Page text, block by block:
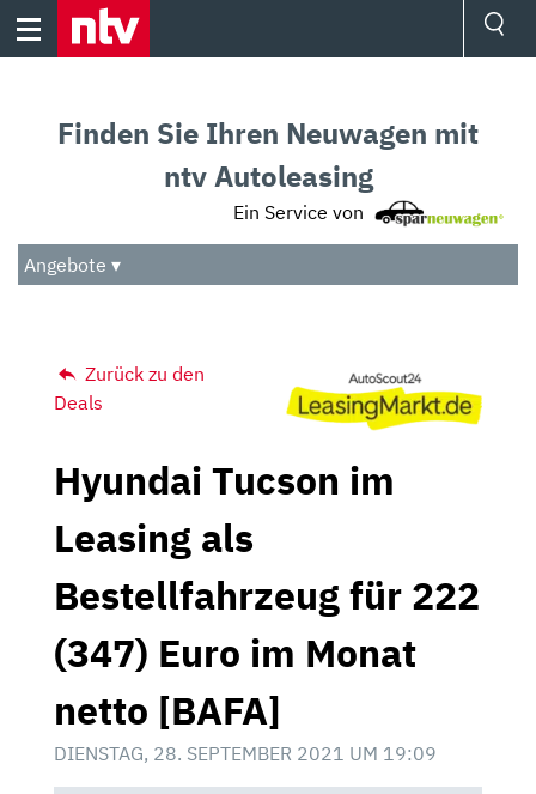
Skip
Audio
Das Beste
Finden Sie Ihren Neuwagen mit
ntv Autoleasing
Ein Service von
Angebote ▾
Zurück zu den
Deals
Hyundai Tucson im
Leasing als
Bestellfahrzeug für 222
(347) Euro im Monat
netto [BAFA]
DIENSTAG, 28. SEPTEMBER 2021 UM 19:09